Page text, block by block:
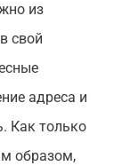
из
свой
адреса и
Как только
образом,